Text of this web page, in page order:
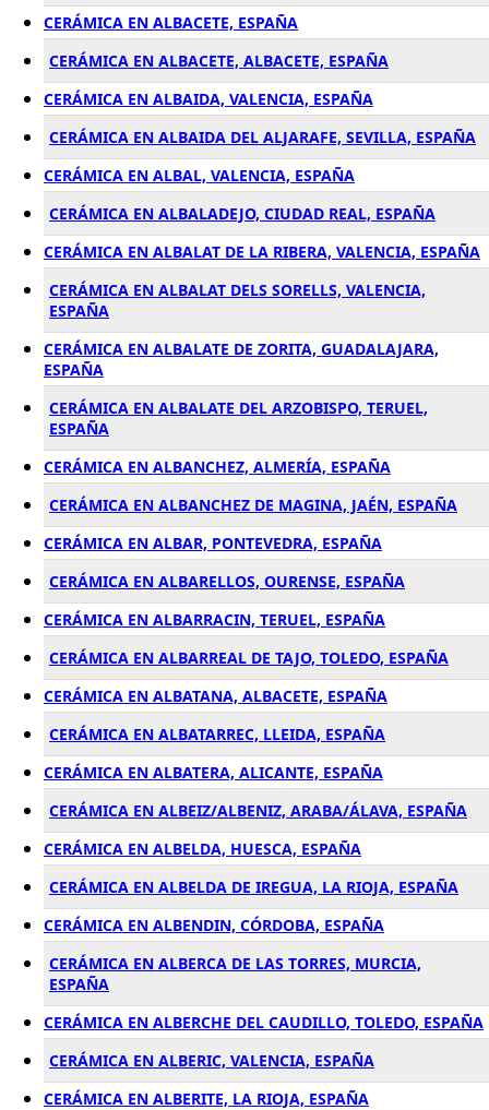
CERÁMICA EN ALBACETE, ESPAÑA
CERÁMICA EN ALBACETE, ALBACETE, ESPAÑA
CERÁMICA EN ALBAIDA, VALENCIA, ESPAÑA
CERÁMICA EN ALBAIDA DEL ALJARAFE, SEVILLA, ESPAÑA
CERÁMICA EN ALBAL, VALENCIA, ESPAÑA
CERÁMICA EN ALBALADEJO, CIUDAD REAL, ESPAÑA
CERÁMICA EN ALBALAT DE LA RIBERA, VALENCIA, ESPAÑA
CERÁMICA EN ALBALAT DELS SORELLS, VALENCIA,
ESPAÑA
CERÁMICA EN ALBALATE DE ZORITA, GUADALAJARA,
ESPAÑA
CERÁMICA EN ALBALATE DEL ARZOBISPO, TERUEL,
ESPAÑA
CERÁMICA EN ALBANCHEZ, ALMERÍA, ESPAÑA
CERÁMICA EN ALBANCHEZ DE MAGINA, JAÉN, ESPAÑA
CERÁMICA EN ALBAR, PONTEVEDRA, ESPAÑA
CERÁMICA EN ALBARELLOS, OURENSE, ESPAÑA
CERÁMICA EN ALBARRACIN, TERUEL, ESPAÑA
CERÁMICA EN ALBARREAL DE TAJO, TOLEDO, ESPAÑA
CERÁMICA EN ALBATANA, ALBACETE, ESPAÑA
CERÁMICA EN ALBATARREC, LLEIDA, ESPAÑA
CERÁMICA EN ALBATERA, ALICANTE, ESPAÑA
CERÁMICA EN ALBEIZ/ALBENIZ, ARABA/ÁLAVA, ESPAÑA
CERÁMICA EN ALBELDA, HUESCA, ESPAÑA
CERÁMICA EN ALBELDA DE IREGUA, LA RIOJA, ESPAÑA
CERÁMICA EN ALBENDIN, CÓRDOBA, ESPAÑA
CERÁMICA EN ALBERCA DE LAS TORRES, MURCIA,
ESPAÑA
CERÁMICA EN ALBERCHE DEL CAUDILLO, TOLEDO, ESPAÑA
CERÁMICA EN ALBERIC, VALENCIA, ESPAÑA
CERÁMICA EN ALBERITE, LA RIOJA, ESPAÑA